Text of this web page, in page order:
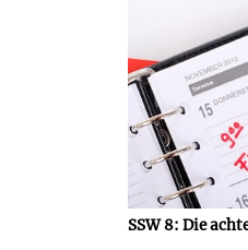
SSW 8: Die